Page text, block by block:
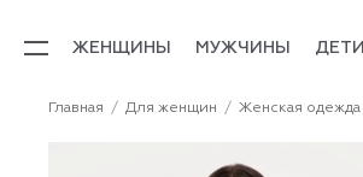
ЖЕНЩИНЫ МУЖЧИНЫ ДЕТИ
Главная Для женщин Женская одежда